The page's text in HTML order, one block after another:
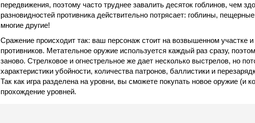
передвижения, поэтому часто труднее завалить десяток гоблинов, чем
разновидностей противника действительно потрясает: гоблины,
многие другие!
Сражение происходит так: ваш персонаж стоит на возвышенном участке
противников. Метательное оружие используется каждый раз сразу,
заново. Стрелковое и огнестрельное же дает несколько выстрелов, но
характеристики убойности, количества патронов, баллистики и
Так как игра разделена на уровни, вы сможете покупать новое оружие (и
прохождение уровней.